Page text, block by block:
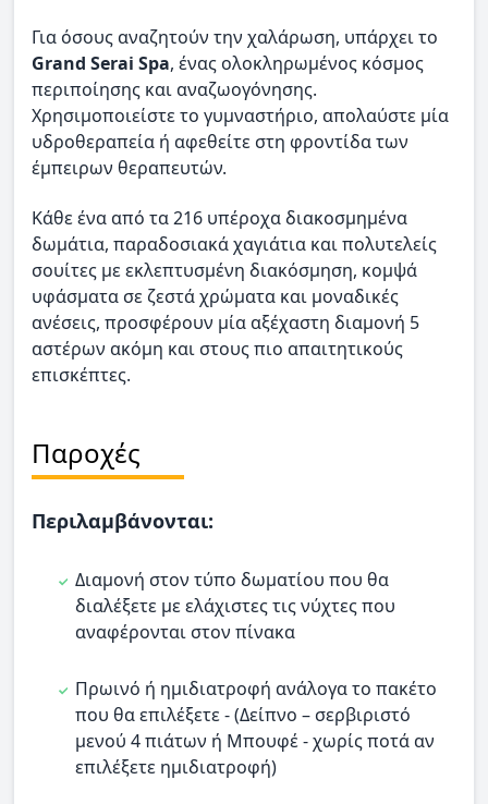
Για όσους αναζητούν την χαλάρωση, υπάρχει το
Grand Serai Spa, ένας ολοκληρωμένος κόσμος
περιποίησης και αναζωογόνησης.
Χρησιμοποιείστε το γυμναστήριο, απολαύστε μία
υδροθεραπεία ή αφεθείτε στη φροντίδα των
έμπειρων θεραπευτών.
Κάθε ένα από τα 216 υπέροχα διακοσμημένα
δωμάτια, παραδοσιακά χαγιάτια και πολυτελείς
σουίτες με εκλεπτυσμένη διακόσμηση, κομψά
υφάσματα σε ζεστά χρώματα και μοναδικές
ανέσεις, προσφέρουν μία αξέχαστη διαμονή 5
αστέρων ακόμη και στους πιο απαιτητικούς
επισκέπτες.
Παροχές
Περιλαμβάνονται:
Διαμονή στον τύπο δωματίου που θα
διαλέξετε με ελάχιστες τις νύχτες που
αναφέρονται στον πίνακα
Πρωινό ή ημιδιατροφή ανάλογα το πακέτο
που θα επιλέξετε - (Δείπνο – σερβιριστό
μενού 4 πιάτων ή Μπουφέ - χωρίς ποτά αν
επιλέξετε ημιδιατροφή)